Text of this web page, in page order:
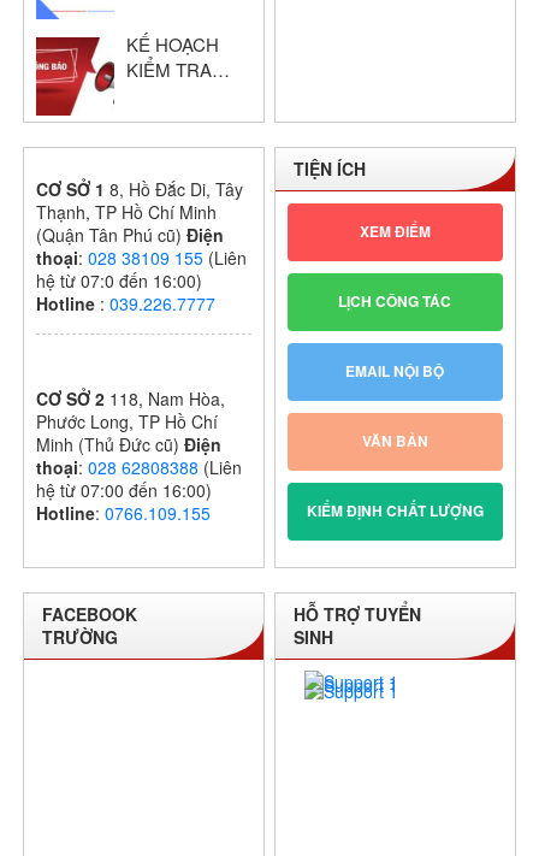
giỏi cấp trường
KẾ HOẠCH
KIỂM TRA
I – KHỐI THPT
NĂM HỌC:
CƠ SỞ 18, Hồ Đắc Di, Tây
Thạnh, TP Hồ Chí Minh
(Quận Tân Phú cũ) Điện
thoại:028 38109 155 (Liên
hệ từ 07:0 đến 16:00)
Hotline :039.226.7777
CƠ SỞ 2 118, Nam Hòa,
Phước Long, TP Hồ Chí
Minh (Thủ Đức cũ) Điện
thoại:028 62808388 (Liên
hệ từ 07:00 đến 16:00)
Hotline:0766.109.155
TIỆN ÍCH
XEM ĐIỂM
LỊCH CÔNG TÁC
EMAIL NỘI BỘ
VĂN BẢN
KIỂM ĐỊNH CHẤT LƯỢNG
FACEBOOK
TRƯỜNG
HỖ TRỢ TUYỂN
SINH